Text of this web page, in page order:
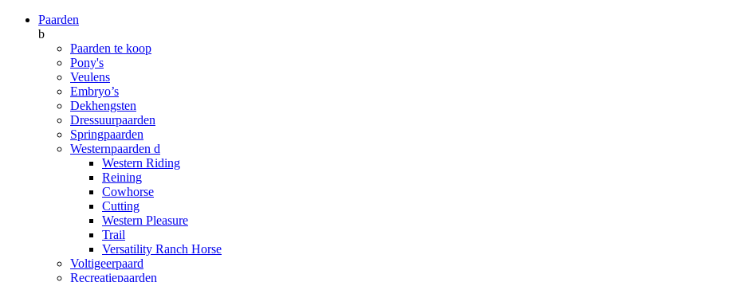
Paarden
b
Paarden te koop
Pony's
Veulens
Embryo’s
Dekhengsten
Dressuurpaarden
Springpaarden
Westernpaarden d
Western Riding
Reining
Cowhorse
Cutting
Western Pleasure
Trail
Versatility Ranch Horse
Voltigeerpaard
Recreatiepaarden